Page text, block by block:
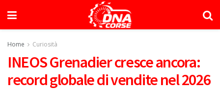
Home Curiosità
INEOS Grenadier cresce ancora:
record globale di vendite nel 2026